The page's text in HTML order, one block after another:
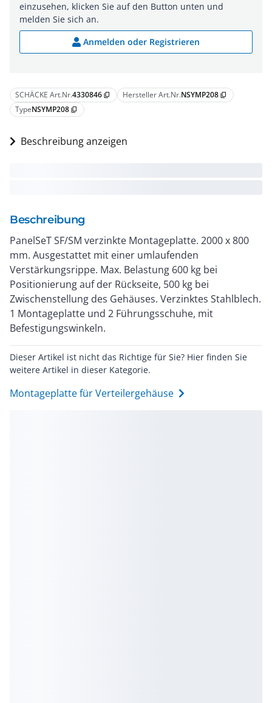
SCHÄCKE Art.Nr.4330846 content_copy Hersteller Art.Nr.NSYMP208 content_copy
TypeNSYMP208 content_copy
Beschreibung anzeigen
Beschreibung
PanelSeT SF/SM verzinkte Montageplatte. 2000 x 800
mm. Ausgestattet mit einer umlaufenden
Verstärkungsrippe. Max. Belastung 600 kg bei
Positionierung auf der Rückseite, 500 kg bei
Zwischenstellung des Gehäuses. Verzinktes Stahlblech.
1 Montageplatte und 2 Führungsschuhe, mit
Befestigungswinkeln.
Dieser Artikel ist nicht das Richtige für Sie? Hier finden Sie
weitere Artikel in dieser Kategorie.
Montageplatte für Verteilergehäuse
einzusehen, klicken Sie auf den Button unten und
melden Sie sich an.
Anmelden oder Registrieren